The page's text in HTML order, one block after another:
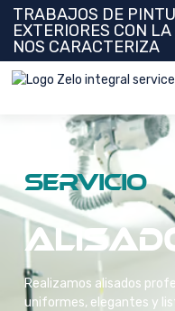
TRABAJOS DE
EXTERIORES CON
NOS CARACTERIZA
Servicio
Realizamos alisados
uniformes, elegantes y